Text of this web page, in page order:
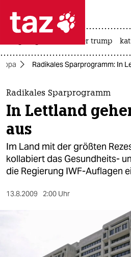
 taz zahl ich
taz zahl ich
themen
politik
öko
gesellschaft
usa unter trump
Radikales Sparprogramm: In
Radikales Sparprogramm
In Lettland
aus
Im Land mit der größten
kollabiert das Gesundheits-
die Regierung IWF-Auflagen
13.8.2009 2:00 Uhr